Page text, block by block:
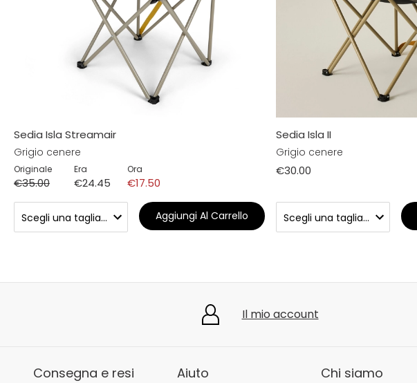
Sedia Isla Streamair
Grigio cenere
Originale
€35.00
Era
€24.45
Ora
€17.50
Aggiungi Al Carrello
Sedia Isla II
Grigio cenere
€30.00
Il mio account
Consegna e resi Aiuto Chi siamo